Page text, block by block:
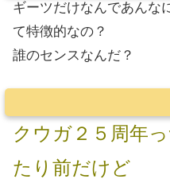
ギーツだけなんであんな
て特徴的なの？
誰のセンスなんだ？
クウガ２５周年
たり前だけど